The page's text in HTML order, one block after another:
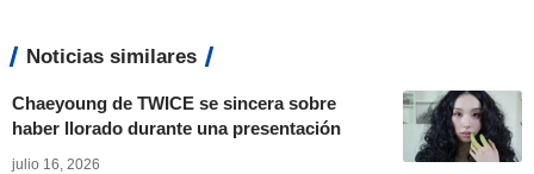
Noticias similares
Chaeyoung de TWICE se sincera sobre
haber llorado durante una presentación
julio 16, 2026